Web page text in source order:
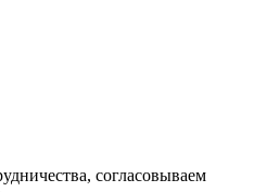
согласовываем